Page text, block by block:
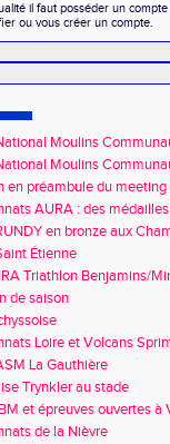
il faut posséder un
ou vous créer un compte.
Moulins
Moulins
en préambule du meeting
AURA : des
!
en bronze aux
Étienne
Triathlon Benjamins/
de saison
Loire et Volcans
La Gauthière
Trynkler au stade
et épreuves ouvertes à
de la Nièvre